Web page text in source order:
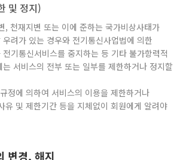
및 정지)
, 천재지변 또는 이에 준하는 국가비상사태가
려가 있는 경우와 전기통신사업법에 의한
기통신서비스를 중지하는 등 기타 불가항력적
는 서비스의 전부 또는 일부를 제한하거나 정지할
정에 의하여 서비스의 이용을 제한하거나
유 및 제한기간 등을 지체없이 회원에게 알려야
변경, 해지